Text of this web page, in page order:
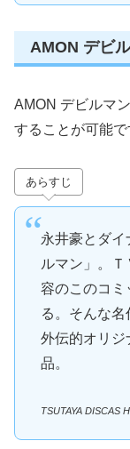
AMON デビ
AMON デビルマ
することが可能で
あらすじ
永井豪とダ
ルマン」。
容のこのコミ
る。そんな名
外伝的オリジ
品。
TSUTAYA DISCAS